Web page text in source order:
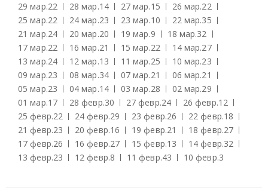
29 мар.22 28 мар.14 27 мар.15 26 мар.22
25 мар.22 24 мар.23 23 мар.10 22 мар.35
21 мар.24 20 мар.20 19 мар.9 18 мар.32
17 мар.22 16 мар.21 15 мар.22 14 мар.27
13 мар.24 12 мар.13 11 мар.25 10 мар.23
09 мар.23 08 мар.34 07 мар.21 06 мар.21
05 мар.23 04 мар.14 03 мар.28 02 мар.29
01 мар.17 28 февр.30 27 февр.24 26 февр.12
25 февр.22 24 февр.29 23 февр.26 22 февр.18
21 февр.23 20 февр.16 19 февр.21 18 февр.27
17 февр.26 16 февр.27 15 февр.13 14 февр.32
13 февр.23 12 февр.8 11 февр.43 10 февр.3